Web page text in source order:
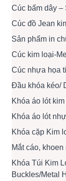
Cúc bấm dây –
Cúc đồ Jean
Sản phẩm in
Cúc kim loại-
Cúc nhựa họa
Đầu khóa kéo/
Khóa áo lót
Khóa áo lót
Khóa cặp Kim
Mắt cáo,
Khóa Túi Kim
Buckles/Metal